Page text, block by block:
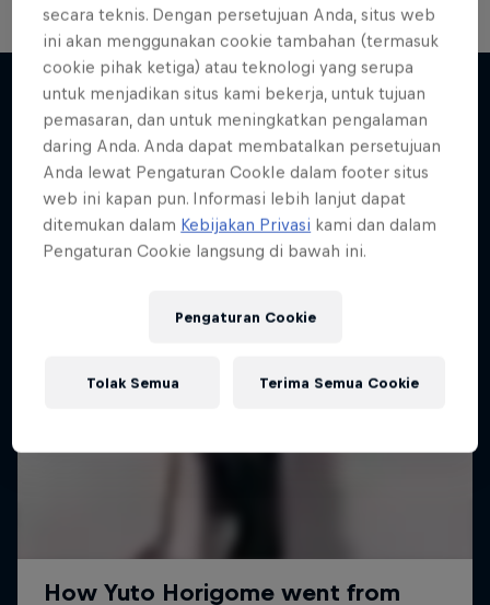
Lebih banyak seperti ini
secara teknis. Dengan persetujuan Anda, situs web
ini akan menggunakan cookie tambahan (termasuk
cookie pihak ketiga) atau teknologi yang serupa
untuk menjadikan situs kami bekerja, untuk tujuan
pemasaran, dan untuk meningkatkan pengalaman
daring Anda. Anda dapat membatalkan persetujuan
Anda lewat Pengaturan CookIe dalam footer situs
web ini kapan pun. Informasi lebih lanjut dapat
ditemukan dalam Kebijakan Privasi kami dan dalam
Pengaturan Cookie langsung di bawah ini.
Pengaturan Cookie
Tolak Semua Terima Semua Cookie